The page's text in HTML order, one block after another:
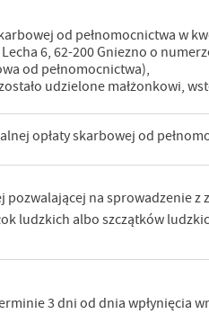
od pełnomocnictwa w
6, 62-200 Gniezno o
od pełnomocnictwa),
udzielone małżonkowi,
opłaty skarbowej od
na sprowadzenie
ludzkich albo szczątków
3 dni od dnia wpłynięcia